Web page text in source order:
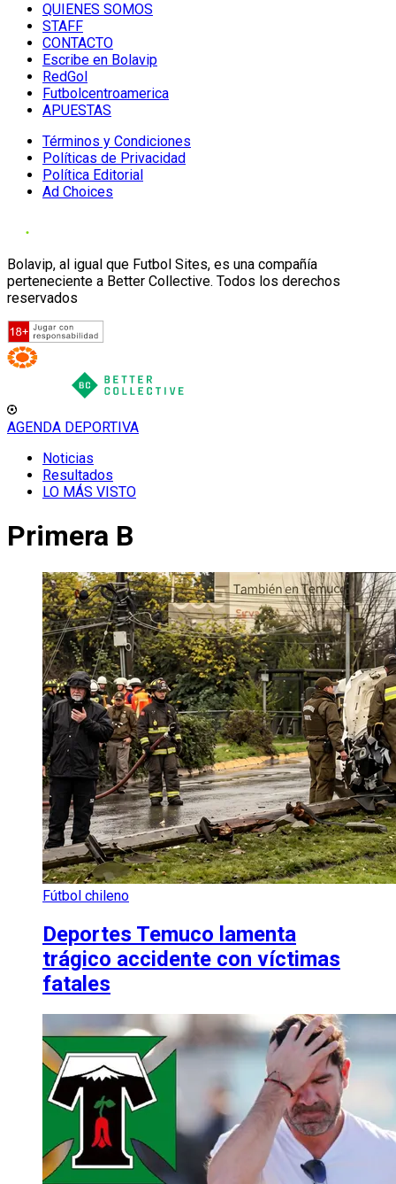
QUIENES SOMOS
STAFF
CONTACTO
Escribe en Bolavip
RedGol
Futbolcentroamerica
APUESTAS
Términos y Condiciones
Políticas de Privacidad
Política Editorial
Ad Choices
Bolavip, al igual que Futbol Sites, es una compañía
perteneciente a Better Collective. Todos los derechos
reservados
AGENDA DEPORTIVA
Noticias
Resultados
LO MÁS VISTO
Primera B
Fútbol chileno
Deportes Temuco lamenta
trágico accidente con víctimas
fatales